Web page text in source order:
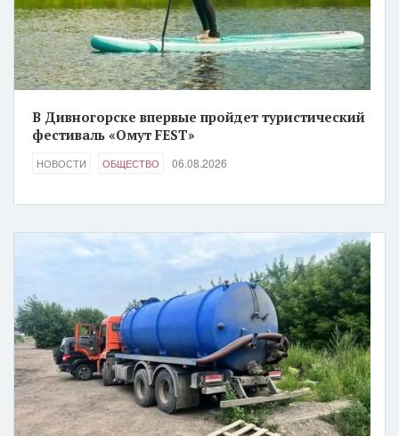
В Дивногорске впервые пройдет туристический
фестиваль «Омут FEST»
НОВОСТИ ОБЩЕСТВО 06.08.2026